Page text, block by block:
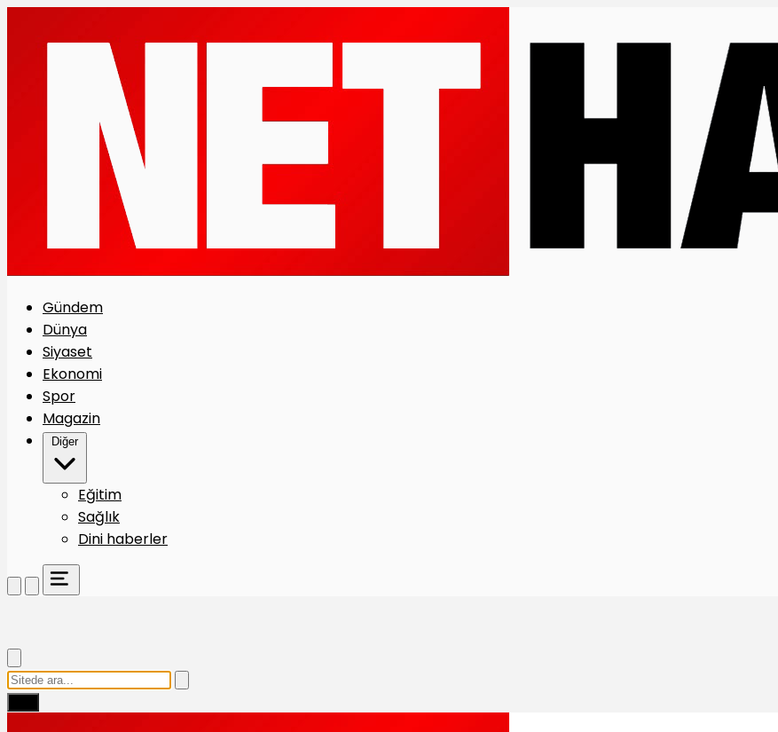
Gündem
Dünya
Siyaset
Ekonomi
Spor
Magazin
Diğer
Eğitim
Sağlık
Dini haberler